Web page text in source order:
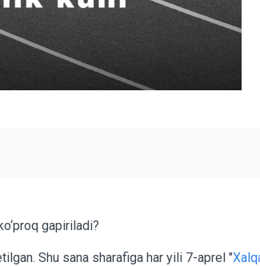
gapiriladi?
Shu sana sharafiga har yili 7-aprel "